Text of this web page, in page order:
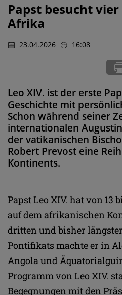
Papst besucht
Afrika
23.04.2026 16:08
Leo XIV. ist der erste
Geschichte mit
Schon während seiner
internationalen
der vatikanischen
Robert Prevost eine
Kontinents.
Papst Leo XIV. hat von 13
auf dem afrikanischen
dritten und bisher
Pontifikats machte er in
Angola und
Programm von Leo XIV.
Begegnungen mit den